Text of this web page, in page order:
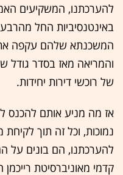
להערכתנו, המשקיעים
המשכנתא שלהם עקפה את
של רוכשי דירות יחידות.
אז מה מניע אותם להכנס
נמוכות, וכל זה תוך
להערכתנו, הם בונים על
קדמי מאוניברסיטת